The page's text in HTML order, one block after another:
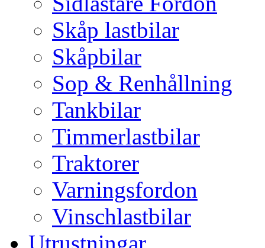
Skåp lastbilar
Skåpbilar
Sop & Renhållning
Tankbilar
Timmerlastbilar
Traktorer
Varningsfordon
Vinschlastbilar